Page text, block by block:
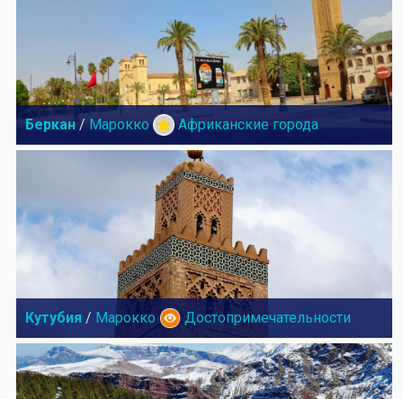
Беркан / Марокко Африканские города
Кутубия / Марокко Достопримечательности